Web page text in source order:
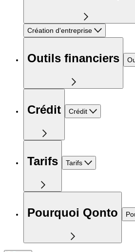
Création d'entreprise
Outils financiers
Crédit Crédit
Tarifs Tarifs
Pourquoi Qonto